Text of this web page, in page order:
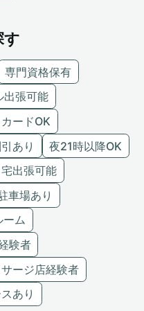
す
専門資格保有
出張可能
ードOK
あり
夜21時以降OK
宅出張可能
車場あり
ーム
験者
ージ店経験者
あり